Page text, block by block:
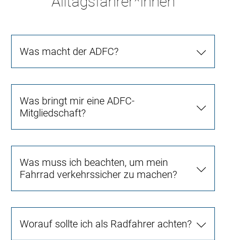
Was macht der ADFC?
Was bringt mir eine ADFC-
Mitgliedschaft?
Was muss ich beachten, um mein
Fahrrad verkehrssicher zu machen?
Worauf sollte ich als Radfahrer achten?